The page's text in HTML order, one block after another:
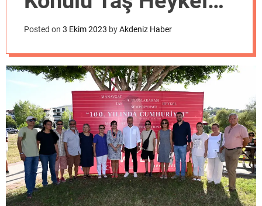
Sempozyumu
Başladı
Posted on 3 Ekim 2023 byAkdeniz Haber